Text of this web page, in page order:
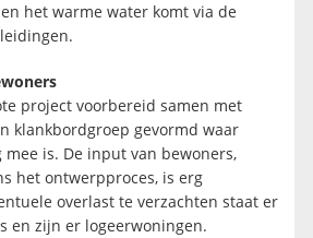
het warme water komt via de
project voorbereid samen met
klankbordgroep gevormd waar
is. De input van bewoners,
het ontwerpproces, is erg
overlast te verzachten staat er
en zijn er logeerwoningen.